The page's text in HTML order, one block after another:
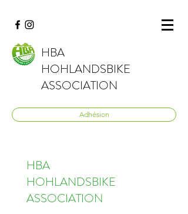
HBA
HOHLANDSBIKE
ASSOCIATION
Adhésion
HBA
HOHLANDSBIKE
ASSOCIATION